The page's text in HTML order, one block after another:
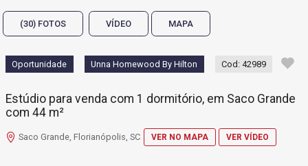
(30) FOTOS VÍDEO MAPA
Oportunidade Unna Homewood By Hilton Cod: 42989
Estúdio para venda com 1 dormitório, em Saco Grande
com 44 m²
Saco Grande, Florianópolis, SC VER NO MAPA VER VÍDEO